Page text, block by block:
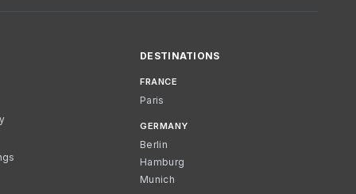
DESTINATIONS
FRANCE
Paris
GERMANY
Berlin
Hamburg
Munich